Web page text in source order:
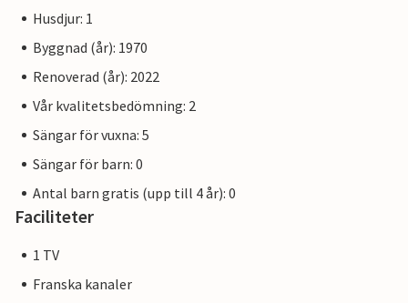
Husdjur: 1
Byggnad (år): 1970
Renoverad (år): 2022
Vår kvalitetsbedömning: 2
Sängar för vuxna: 5
Sängar för barn: 0
Antal barn gratis (upp till 4 år): 0
Faciliteter
1 TV
Franska kanaler